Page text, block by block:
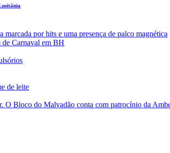
por hits e uma presença de palco magnética
Carnaval em BH
de leite
O Bloco do Malvadão conta com patrocínio da